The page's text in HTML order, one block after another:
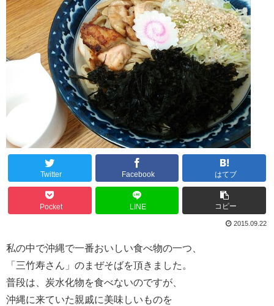
Twitter Facebook はてブ
Pocket LINE コピー
2015.09.22
私の中で沖縄で一番おいしい食べ物の一つ、
「三竹寿さん」のまぜそばを頂きました。
普段は、炭水化物を食べないのですが、
沖縄に来ていた親戚に美味しいものを